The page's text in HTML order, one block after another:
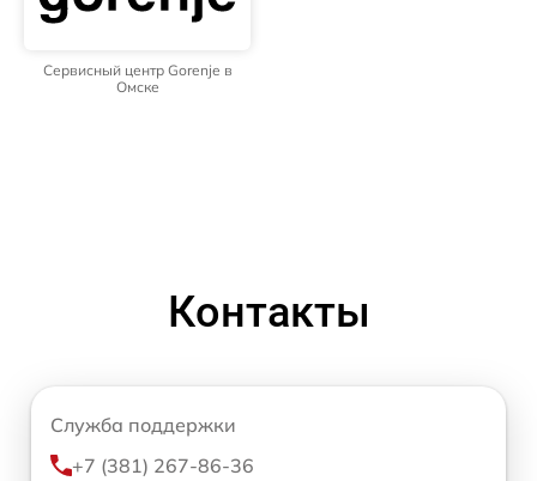
Сервисный центр Gorenje в
Омске
Контакты
Служба поддержки
+7 (381) 267-86-36